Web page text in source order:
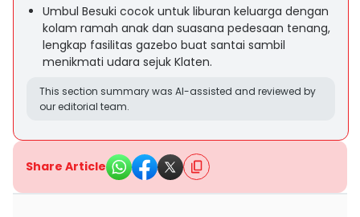
Umbul Besuki cocok untuk liburan keluarga dengan
kolam ramah anak dan suasana pedesaan tenang,
lengkap fasilitas gazebo buat santai sambil
menikmati udara sejuk Klaten.
This section summary was AI-assisted and reviewed by
our editorial team.
Share Article